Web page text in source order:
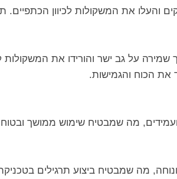
והעלו את המשקולות לכיוון הכתפיים.
על גב ישר והורידו את המשקולות
את הכוח והגמישות.
מה שמבטיח שימוש ממושך ובטוח.
מה שמבטיח ביצוע תרגילים בטכניקה